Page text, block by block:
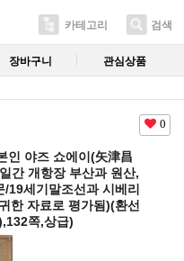
카테고리 검색
장바구니 관심상품
0
인 야즈 쇼에이(矢津昌
간 개항장 부산과 원산,
19세기말조선과 시베리
한 자료로 평가됨)(환선
쪽,상급)